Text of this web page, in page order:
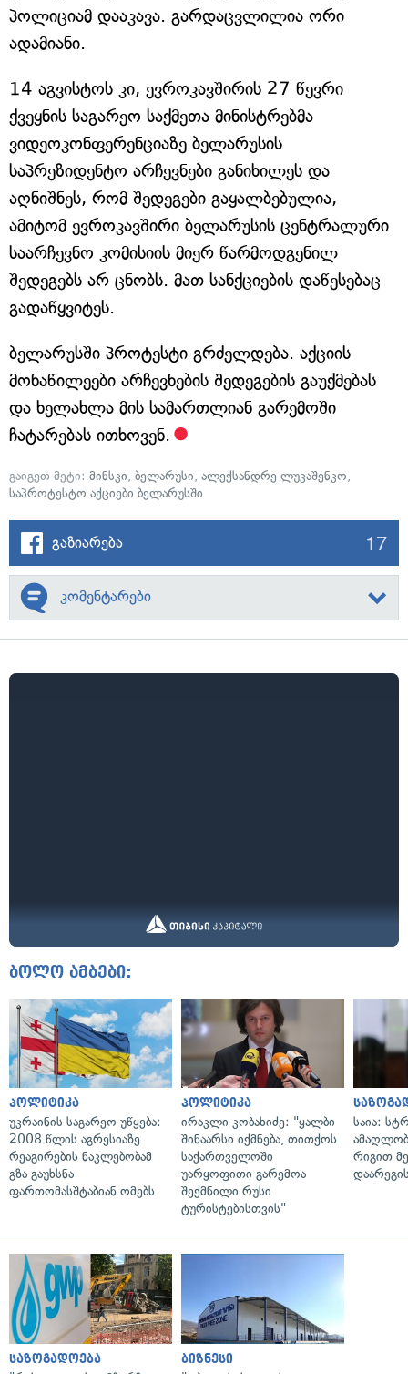
პოლიციამ დააკავა. გარდაცვლილია ორი
ადამიანი.
14 აგვისტოს კი, ევროკავშირის 27 წევრი
ქვეყნის საგარეო საქმეთა მინისტრებმა
ვიდეოკონფერენციაზე ბელარუსის
საპრეზიდენტო არჩევნები განიხილეს და
აღნიშნეს, რომ შედეგები გაყალბებულია,
ამიტომ ევროკავშირი ბელარუსის ცენტრალური
საარჩევნო კომისიის მიერ წარმოდგენილ
შედეგებს არ ცნობს. მათ სანქციების დაწესებაც
გადაწყვიტეს.
ბელარუსში პროტესტი გრძელდება. აქციის
მონაწილეები არჩევნების შედეგების გაუქმებას
და ხელახლა მის სამართლიან გარემოში
ჩატარებას ითხოვენ.
გაიგეთ მეტი: მინსკი, ბელარუსი, ალექსანდრე ლუკაშენკო,
საპროტესტო აქციები ბელარუსში
გაზიარება 17
კომენტარები
ბოლო ამბები:
პოლიტიკა
უკრაინის საგარეო უწყება:
2008 წლის აგრესიაზე
რეაგირების ნაკლებობამ
გზა გაუხსნა
ფართომასშტაბიან ომებს
პოლიტიკა
ირაკლი კობახიძე: "ყალბი
შინაარსი იქმნება, თითქოს
საქართველოში
უარყოფითი გარემოა
შექმნილი რუსი
ტურისტებისთვის"
საია:
რიგით
საზოგადოება ბიზნესი